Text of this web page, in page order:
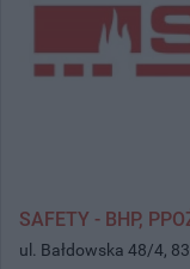
SAFETY - BHP,
ul. Bałdowska 48/4,